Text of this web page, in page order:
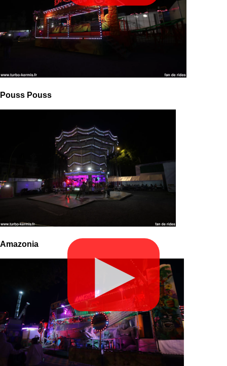
Pouss Pouss
▶
Amazonia